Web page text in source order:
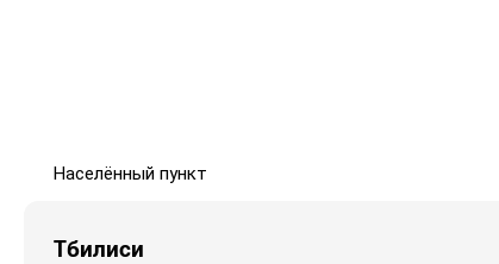
Населённый пункт
Тбилиси